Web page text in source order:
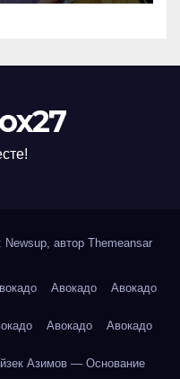
Newsup, автор Themeansar
Авокадо Авокадо
Авокадо Авокадо
Азимов — Основание